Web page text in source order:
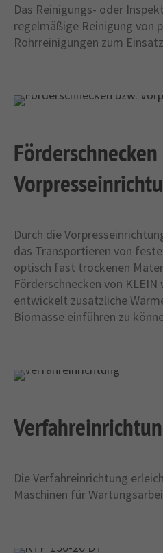
Das Reinigungs- oder
regelmäßige Reinigung von
Rohrreinigungen zum
Förderschnecken
Durch die
das Transportieren von
optisch fast trockenen
Förderschnecken von
entwickelt zusätzliche
Biomasse einführen zu
Die Verfahreinrichtung
Maschinen für